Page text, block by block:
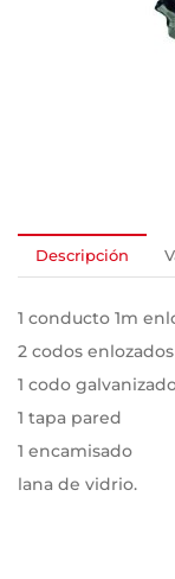
Descripción
1 conducto 1m
2 codos enlozados
1 codo
1 tapa pared
1 encamisado
lana de vidrio.